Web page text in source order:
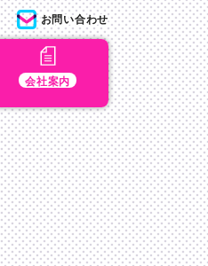
会社案内
お問い合わせ